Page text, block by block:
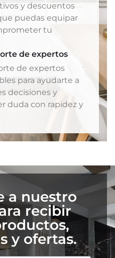
y descuentos
puedas equipar
tu
de expertos
de expertos
para ayudarte a
decisiones y
duda con rapidez y
a nuestro
recibir
y ofertas.